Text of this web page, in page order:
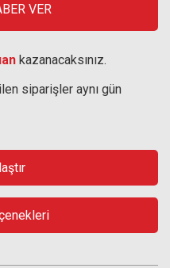
VER
kazanacaksınız.
siparişler aynı gün